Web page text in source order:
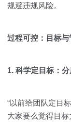
规避违规风险。
过程可控：目标
1. 科学定目标：
“以前给团队定目
大家要么觉得目